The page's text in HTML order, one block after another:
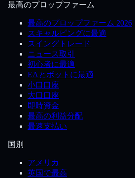
最高のプロップファーム
最高のプロップファーム 2026
スキャルピングに最適
スイングトレード
ニュース取引
初心者に最適
EAとボットに最適
小口口座
大口口座
即時資金
最高の利益分配
最速支払い
国別
アメリカ
英国で最高